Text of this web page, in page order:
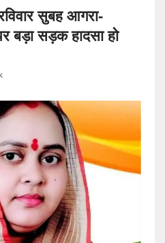
सुबह आगरा-
सड़क हादसा हो